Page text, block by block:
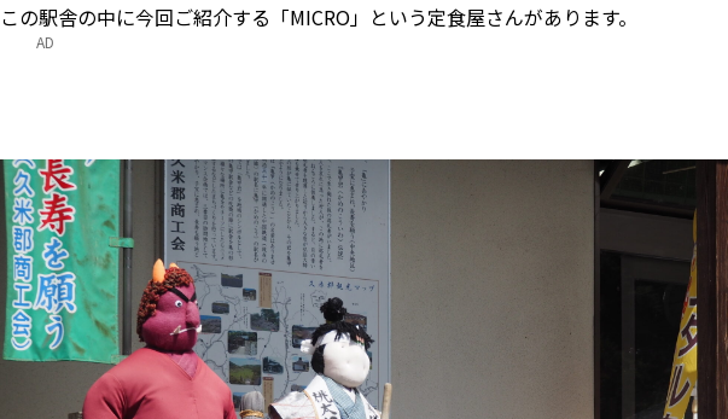
この駅舎の中に今回ご紹介する「MICRO」という定食屋さんがあります。
AD